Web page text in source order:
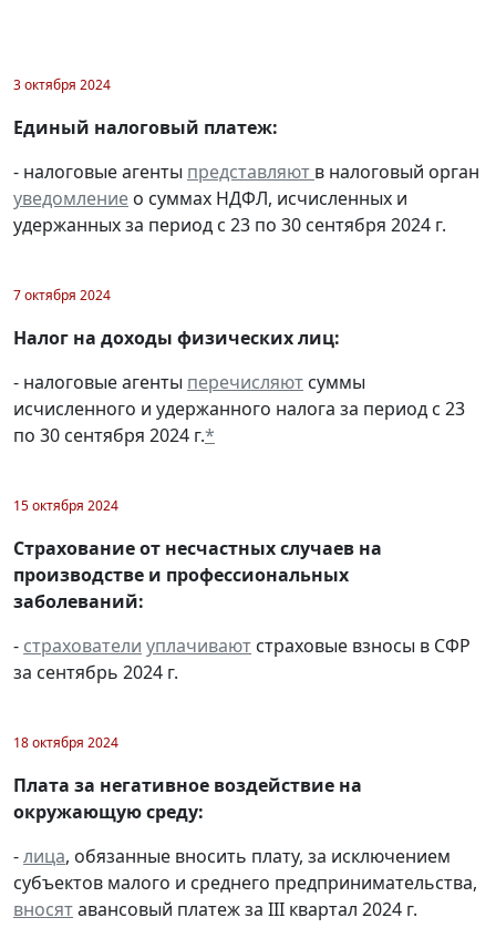
3 октября 2024
Единый налоговый платеж:
- налоговые агенты представляют в налоговый орган
уведомление о суммах НДФЛ, исчисленных и
удержанных за период с 23 по 30 сентября 2024 г.
7 октября 2024
Налог на доходы физических лиц:
- налоговые агенты перечисляют суммы
исчисленного и удержанного налога за период с 23
по 30 сентября 2024 г.*
15 октября 2024
Страхование от несчастных случаев на
производстве и профессиональных
заболеваний:
- страхователи уплачивают страховые взносы в СФР
за сентябрь 2024 г.
18 октября 2024
Плата за негативное воздействие на
окружающую среду:
-лица, обязанные вносить плату, за исключением
субъектов малого и среднего предпринимательства,
вносятавансовый платеж за III квартал 2024 г.